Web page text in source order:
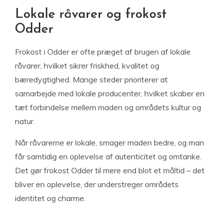
Lokale råvarer og frokost
Odder
Frokost i Odder er ofte præget af brugen af lokale
råvarer, hvilket sikrer friskhed, kvalitet og
bæredygtighed. Mange steder prioriterer at
samarbejde med lokale producenter, hvilket skaber en
tæt forbindelse mellem maden og områdets kultur og
natur.
Når råvarerne er lokale, smager maden bedre, og man
får samtidig en oplevelse af autenticitet og omtanke.
Det gør frokost Odder til mere end blot et måltid – det
bliver en oplevelse, der understreger områdets
identitet og charme.